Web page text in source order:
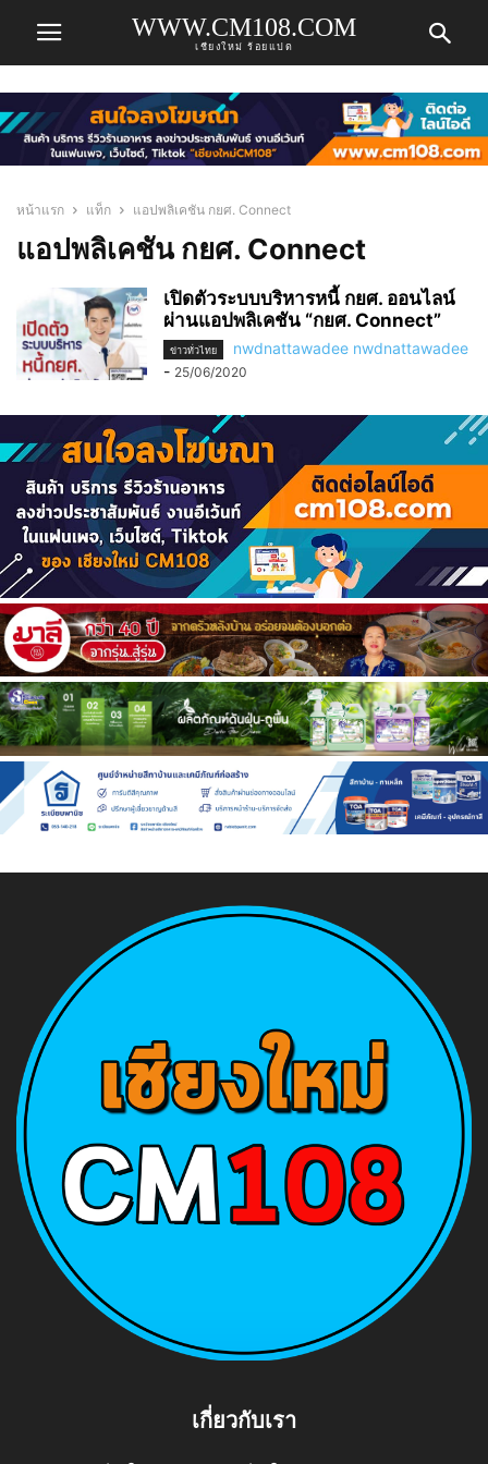
WWW.CM108.COM
เชียงใหม่ ร้อยแปด
หน้าแรก แท็ก แอปพลิเคชัน กยศ. Connect
แอปพลิเคชัน กยศ. Connect
เปิดตัวระบบบริหารหนี้ กยศ. ออนไลน์
ผ่านแอปพลิเคชัน “กยศ. Connect”
ข่าวทั่วไทย
nwdnattawadee nwdnattawadee
- 25/06/2020
เกี่ยวกับเรา